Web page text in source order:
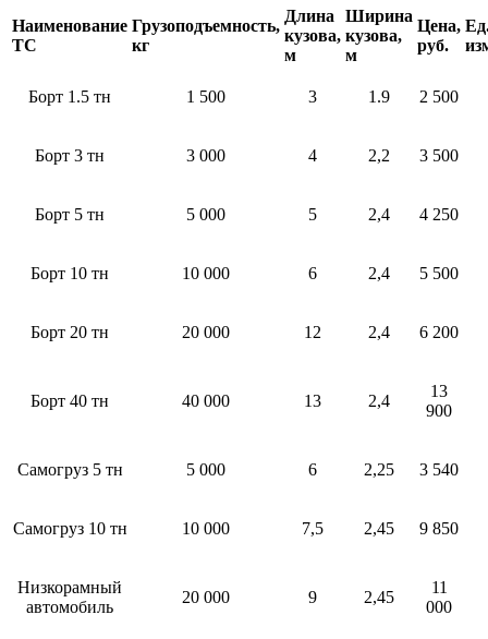
Наименование
ТС
Грузоподъемность,
кг
Длина
кузова,
м
Ширина
кузова,
м
Цена,
руб.
Борт 1.5 тн 1 500 3 1.9 2 500
Борт 3 тн 3 000 4 2,2 3 500
Борт 5 тн 5 000 5 2,4 4 250
Борт 10 тн 10 000 6 2,4 5 500
Борт 20 тн 20 000 12 2,4 6 200
Борт 40 тн 40 000 13 2,4
13
900
Самогруз 5 тн 5 000 6 2,25 3 540
Самогруз 10 тн 10 000 7,5 2,45 9 850
Низкорамный
автомобиль
20 000 9 2,45
11
000